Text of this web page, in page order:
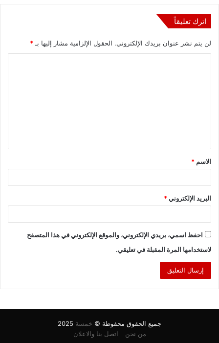
اترك تعليقاً
لن يتم نشر عنوان بريدك الإلكتروني. الحقول الإلزامية مشار إليها بـ *
ق
*
الاسم *
البريد الإلكتروني*
احفظ اسمي، بريدي الإلكتروني، والموقع الإلكتروني في هذا المتصفح
لاستخدامها المرة المقبلة في تعليقي.
جميع الحقوق محفوظة © خمسة
من نحن
اتصل بنا والاعلان